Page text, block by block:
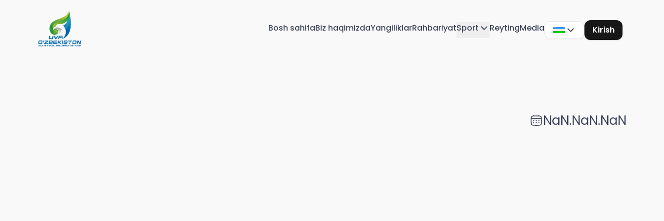
Bosh sahifaBiz haqimizdaYangiliklarRahbariyatSport ReytingMedia Kirish
NaN.NaN.NaN